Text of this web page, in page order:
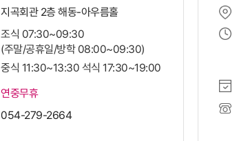
지곡회관 2층 해동-아우름홀
조식 07:30~09:30
(주말/공휴일/방학 08:00~09:30)
중식 11:30~13:30 석식 17:30~19:00
연중무휴
054-279-2664